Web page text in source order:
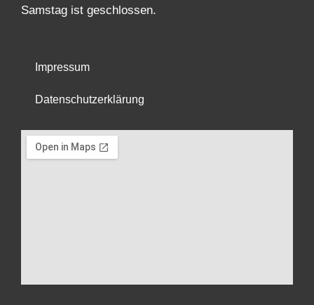
Samstag ist geschlossen.
Impressum
Datenschutzerklärung